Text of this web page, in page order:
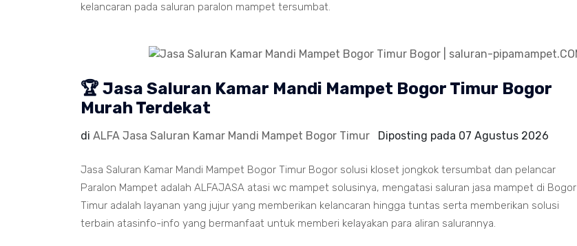
kelancaran pada saluran paralon mampet tersumbat.
🏆 Jasa Saluran Kamar Mandi Mampet Bogor Timur Bogor
Murah Terdekat
di ALFA Jasa Saluran Kamar Mandi Mampet Bogor Timur Diposting pada 07 Agustus 2026
Jasa Saluran Kamar Mandi Mampet Bogor Timur Bogor solusi kloset jongkok tersumbat dan pelancar
Paralon Mampet adalah ALFAJASA atasi wc mampet solusinya, mengatasi saluran jasa mampet di Bogor
Timur adalah layanan yang jujur yang memberikan kelancaran hingga tuntas serta memberikan solusi
terbain atasinfo-info yang bermanfaat untuk memberi kelayakan para aliran salurannya.